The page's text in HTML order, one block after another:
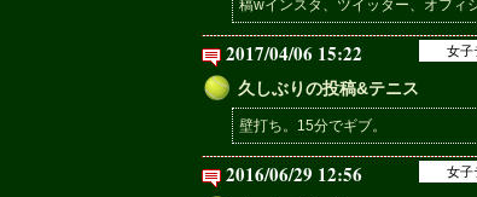
稿wインスタ、ツイッター、オフィ
2017/04/06 15:22 女子
久しぶりの投稿&テニス
壁打ち。15分でギブ。
2016/06/29 12:56 女子